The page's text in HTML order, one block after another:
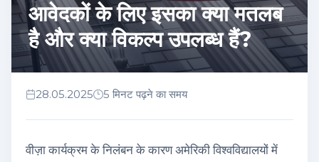
आवेदकों के लिए इसका क्या मतलब
है और क्या विकल्प उपलब्ध हैं?
28.05.2025 5 मिनट पढ़ने का समय
वीज़ा कार्यक्रम के निलंबन के कारण अमेरिकी विश्वविद्यालयों में